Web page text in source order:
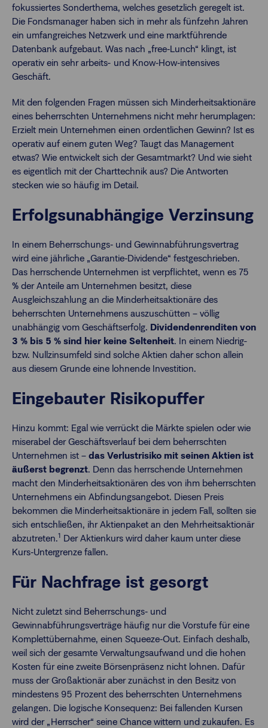
fokussiertes Sonderthema, welches gesetzlich geregelt ist.
Die Fondsmanager haben sich in mehr als fünfzehn Jahren
ein umfangreiches Netzwerk und eine marktführende
Datenbank aufgebaut. Was nach „free‐Lunch“ klingt, ist
operativ ein sehr arbeits- und Know‐How‐intensives
Geschäft.
Mit den folgenden Fragen müssen sich Minderheitsaktionäre
eines beherrschten Unternehmens nicht mehr herumplagen:
Erzielt mein Unternehmen einen ordentlichen Gewinn? Ist es
operativ auf einem guten Weg? Taugt das Management
etwas? Wie entwickelt sich der Gesamtmarkt? Und wie sieht
es eigentlich mit der Charttechnik aus? Die Antworten
stecken wie so häufig im Detail.
Erfolgsunabhängige Verzinsung
In einem Beherrschungs‐ und Gewinnabführungsvertrag
wird eine jährliche „Garantie‐Dividende“ festgeschrieben.
Das herrschende Unternehmen ist verpflichtet, wenn es 75
% der Anteile am Unternehmen besitzt, diese
Ausgleichszahlung an die Minderheitsaktionäre des
beherrschten Unternehmens auszuschütten – völlig
unabhängig vom Geschäftserfolg. Dividendenrenditen von
3 % bis 5 % sind hier keine Seltenheit. In einem Niedrig-
bzw. Nullzinsumfeld sind solche Aktien daher schon allein
aus diesem Grunde eine lohnende Investition.
Eingebauter Risikopuffer
Hinzu kommt: Egal wie verrückt die Märkte spielen oder wie
miserabel der Geschäftsverlauf bei dem beherrschten
Unternehmen ist – das Verlustrisiko mit seinen Aktien ist
äußerst begrenzt. Denn das herrschende Unternehmen
macht den Minderheitsaktionären des von ihm beherrschten
Unternehmens ein Abfindungsangebot. Diesen Preis
bekommen die Minderheitsaktionäre in jedem Fall, sollten sie
sich entschließen, ihr Aktienpaket an den Mehrheitsaktionär
abzutreten.1 Der Aktienkurs wird daher kaum unter diese
Kurs‐Untergrenze fallen.
Für Nachfrage ist gesorgt
Nicht zuletzt sind Beherrschungs‐ und
Gewinnabführungsverträge häufig nur die Vorstufe für eine
Komplettübernahme, einen Squeeze‐Out. Einfach deshalb,
weil sich der gesamte Verwaltungsaufwand und die hohen
Kosten für eine zweite Börsenpräsenz nicht lohnen. Dafür
muss der Großaktionär aber zunächst in den Besitz von
mindestens 95 Prozent des beherrschten Unternehmens
gelangen. Die logische Konsequenz: Bei fallenden Kursen
wird der „Herrscher“ seine Chance wittern und zukaufen. Es